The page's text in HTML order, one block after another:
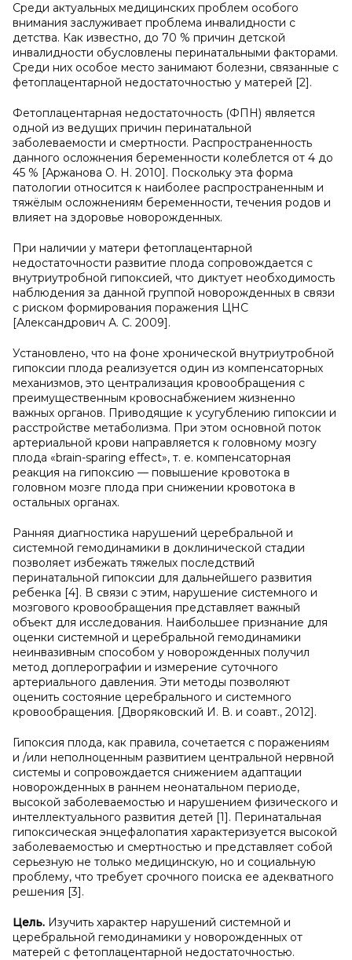
Среди актуальных медицинских проблем особого
внимания заслуживает проблема инвалидности с
детства. Как известно, до 70 % причин детской
инвалидности обусловлены перинатальными факторами.
Среди них особое место занимают болезни, связанные с
фетоплацентарной недостаточностью у матерей [2].
Фетоплацентарная недостаточность (ФПН) является
одной из ведущих причин перинатальной
заболеваемости и смертности. Распространенность
данного осложнения беременности колеблется от 4 до
45 % [Аржанова О. Н. 2010]. Поскольку эта форма
патологии относится к наиболее распространенным и
тяжёлым осложнениям беременности, течения родов и
влияет на здоровье новорожденных.
При наличии у матери фетоплацентарной
недостаточности развитие плода сопровождается с
внутриутробной гипоксией, что диктует необходимость
наблюдения за данной группой новорожденных в связи
с риском формирования поражения ЦНС
[Александрович А. С. 2009].
Установлено, что на фоне хронической внутриутробной
гипоксии плода реализуется один из компенсаторных
механизмов, это централизация кровообращения с
преимущественным кровоснабжением жизненно
важных органов. Приводящие к усугублению гипоксии и
расстройстве метаболизма. При этом основной поток
артериальной крови направляется к головному мозгу
плода «brain-sparing effect», т. е. компенсаторная
реакция на гипоксию — повышение кровотока в
головном мозге плода при снижении кровотока в
остальных органах.
Ранняя диагностика нарушений церебральной и
системной гемодинамики в доклинической стадии
позволяет избежать тяжелых последствий
перинатальной гипоксии для дальнейшего развития
ребенка [4]. В связи с этим, нарушение системного и
мозгового кровообращения представляет важный
объект для исследования. Наибольшее признание для
оценки системной и церебральной гемодинамики
неинвазивным способом у новорожденных получил
метод доплерографии и измерение суточного
артериального давления. Эти методы позволяют
оценить состояние церебрального и системного
кровообращения. [Дворяковский И. В. и соавт., 2012].
Гипоксия плода, как правила, сочетается с поражениям
и /или неполноценным развитием центральной нервной
системы и сопровождается снижением адаптации
новорожденных в раннем неонатальном периоде,
высокой заболеваемостью и нарушением физического и
интеллектуального развития детей [1]. Перинатальная
гипоксическая энцефалопатия характеризуется высокой
заболеваемостью и смертностью и представляет собой
серьезную не только медицинскую, но и социальную
проблему, что требует срочного поиска ее адекватного
решения [3].
Цель. Изучить характер нарушений системной и
церебральной гемодинамики у новорожденных от
матерей с фетоплацентарной недостаточностью.